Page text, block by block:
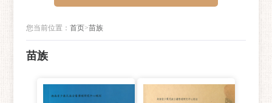
您当前位置： 首页>苗族
苗族